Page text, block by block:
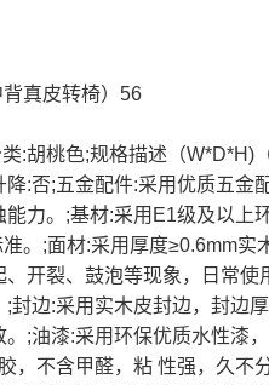
真皮转椅）56
:胡桃色;规格描述（
:否;五金配件:采用优质五
力。;基材:采用E1级及以
准。;面材:采用厚度≥0.6mm
开裂、鼓泡等现象，日常
封边:采用实木皮封边，封边
;油漆:采用环保优质水性漆
，不含甲醛，粘 性强，久